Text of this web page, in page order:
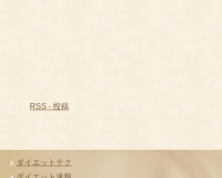
RSS - 投稿
ダイエットテク